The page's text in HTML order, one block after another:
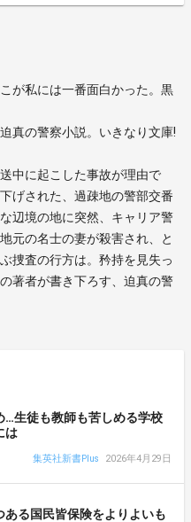
が私には一番面白かった。黒
真の警察小説。いきなり文庫!
中に起こした事故が理由で
げされた、過疎地の警部交番
辺境の地に突然、キャリア警
元の名士の妻が殺害され、と
捜査の行方は。矜持を見失っ
著者が書き下ろす、迫真の警
…生徒も教師も苦しめる学校
は
集英社新書Plus 2026年4月29日
ある国民皆保険をよりよいも